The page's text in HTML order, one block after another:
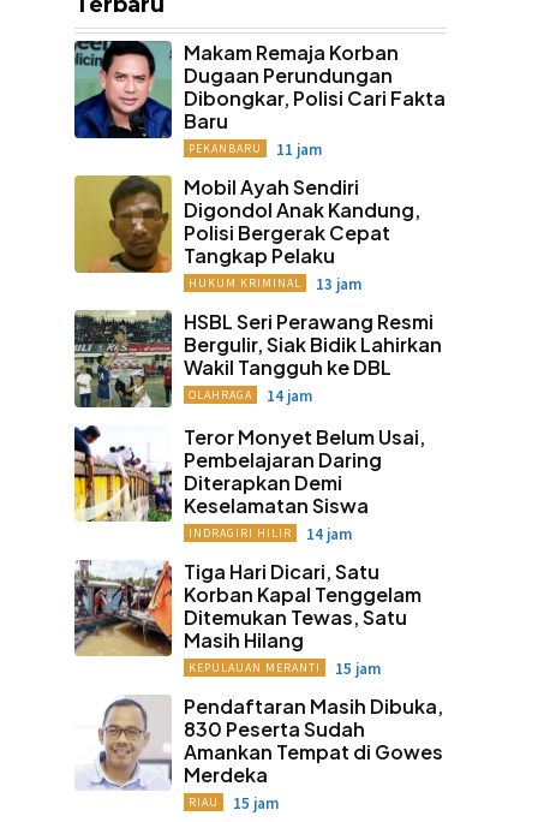
Makam Remaja Korban
Dugaan Perundungan
Dibongkar, Polisi Cari Fakta
Baru
PEKANBARU 11 jam
Mobil Ayah Sendiri
Digondol Anak Kandung,
Polisi Bergerak Cepat
Tangkap Pelaku
HUKUM KRIMINAL 13 jam
HSBL Seri Perawang Resmi
Bergulir, Siak Bidik Lahirkan
Wakil Tangguh ke DBL
OLAHRAGA 14 jam
Teror Monyet Belum Usai,
Pembelajaran Daring
Diterapkan Demi
Keselamatan Siswa
INDRAGIRI HILIR 14 jam
Tiga Hari Dicari, Satu
Korban Kapal Tenggelam
Ditemukan Tewas, Satu
Masih Hilang
KEPULAUAN MERANTI 15 jam
Pendaftaran Masih Dibuka,
830 Peserta Sudah
Amankan Tempat di Gowes
Merdeka
RIAU 15 jam